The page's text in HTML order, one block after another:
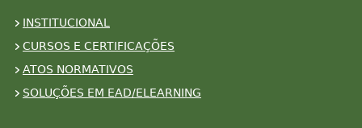
INSTITUCIONAL
CURSOS E CERTIFICAÇÕES
ATOS NORMATIVOS
SOLUÇÕES EM EAD/ELEARNING